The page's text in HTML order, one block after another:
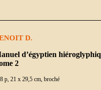
D.
d’égyptien
2
p, 21 x 29,5 cm, broché